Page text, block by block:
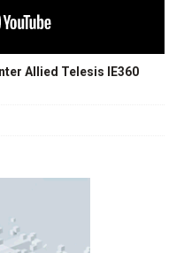
Allied Telesis IE360